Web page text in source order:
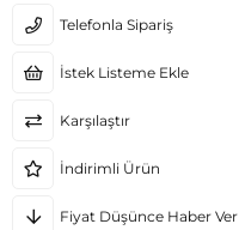
Telefonla Sipariş
İstek Listeme Ekle
Karşılaştır
İndirimli Ürün
Fiyat Düşünce Haber Ver